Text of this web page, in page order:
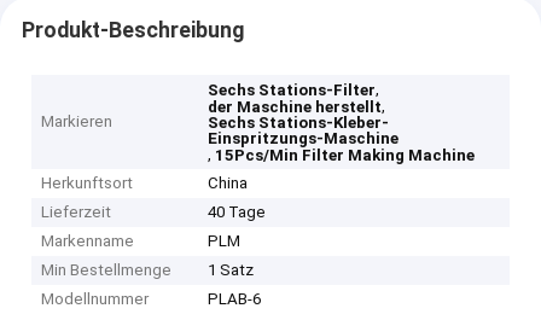
Produkt-Beschreibung
Markieren
Sechs Stations-Filter,
der Maschine herstellt,
Sechs Stations-Kleber-
Einspritzungs-Maschine
, 15Pcs/Min Filter Making Machine
Herkunftsort
China
Lieferzeit
40 Tage
Markenname
PLM
Min Bestellmenge
1 Satz
Modellnummer
PLAB-6